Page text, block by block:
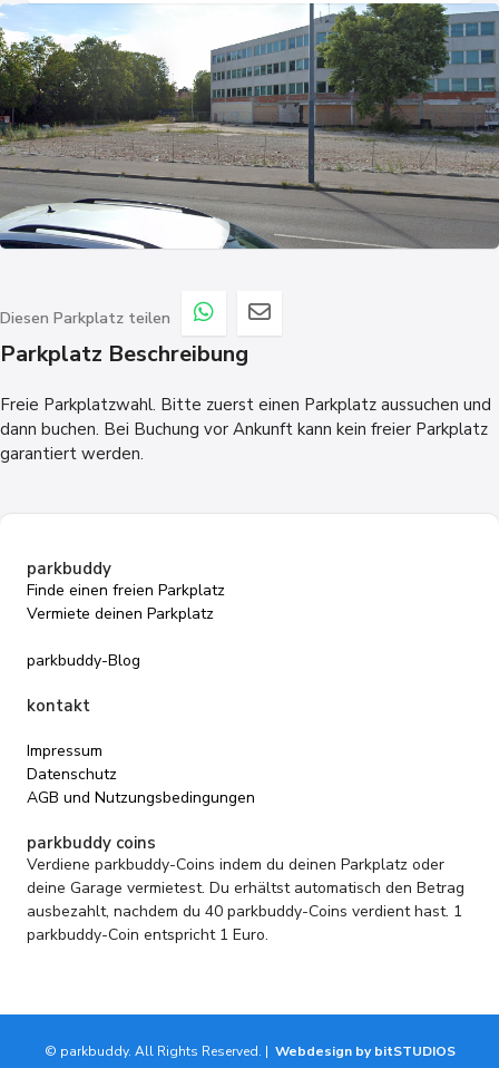
Diesen Parkplatz teilen
Parkplatz Beschreibung
Freie Parkplatzwahl. Bitte zuerst einen Parkplatz aussuchen und
dann buchen. Bei Buchung vor Ankunft kann kein freier Parkplatz
garantiert werden.
parkbuddy
Finde einen freien Parkplatz
Vermiete deinen Parkplatz
parkbuddy-Blog
kontakt
Impressum
Datenschutz
AGB und Nutzungsbedingungen
parkbuddy coins
Verdiene parkbuddy-Coins indem du deinen Parkplatz oder
deine Garage vermietest. Du erhältst automatisch den Betrag
ausbezahlt, nachdem du 40 parkbuddy-Coins verdient hast. 1
parkbuddy-Coin entspricht 1 Euro.
© parkbuddy. All Rights Reserved. | Webdesign by bitSTUDIOS